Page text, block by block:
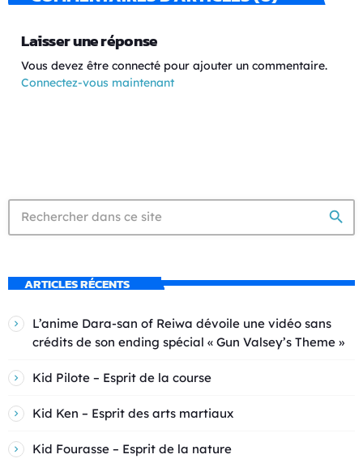
Laisser une réponse
Vous devez être connecté pour ajouter un commentaire.
Connectez-vous maintenant
search
ARTICLES RÉCENTS
L’anime Dara-san of Reiwa dévoile une vidéo sans
crédits de son ending spécial « Gun Valsey’s Theme »
Kid Pilote – Esprit de la course
Kid Ken – Esprit des arts martiaux
Kid Fourasse – Esprit de la nature